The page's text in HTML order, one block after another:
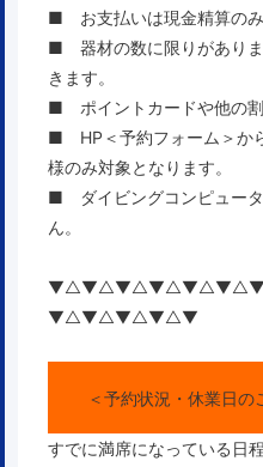
■ お支払いは現金精算のみ
■ 器材の数に限りがあり
きます。
■ ポイントカードや他の割
■ HP＜予約フォーム＞か
様のみ対象となります。
■ ダイビングコンピュー
ん。
▼△▼△▼△▼△▼
＜予約状況・休業日の
すでに満席になっている日